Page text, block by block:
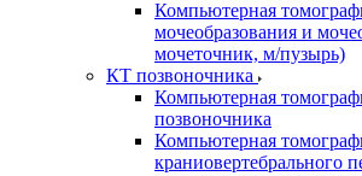
Компьютерная
мочеобразования и
мочеточник, м/пузырь)
КТ позвоночника
Компьютерная
позвоночника
Компьютерная
краниовертебрального